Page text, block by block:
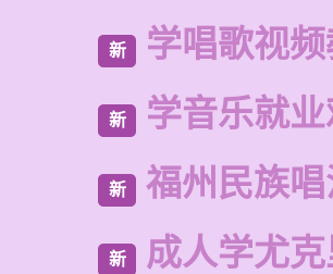
新 学唱歌视
新 学音乐就
新 福州民族
新 成人学尤